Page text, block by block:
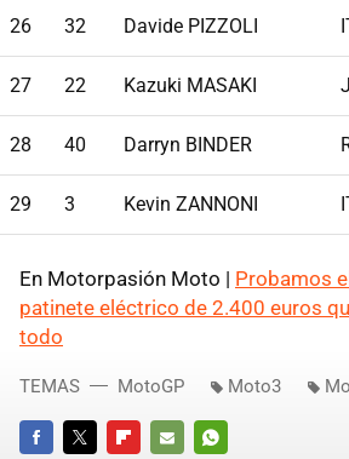
26 32 Davide PIZZOLI
27 22 Kazuki MASAKI
28 40 Darryn BINDER
29 3 Kevin ZANNONI
En Motorpasión Moto | Probamos
patinete eléctrico de 2.400 euros
todo
TEMAS MotoGP Moto3